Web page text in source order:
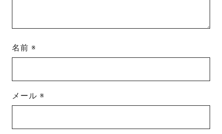
名前※
メール※